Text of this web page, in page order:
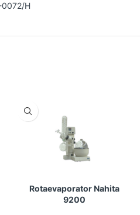
0072/H
Rotaevaporator Nahita
9200